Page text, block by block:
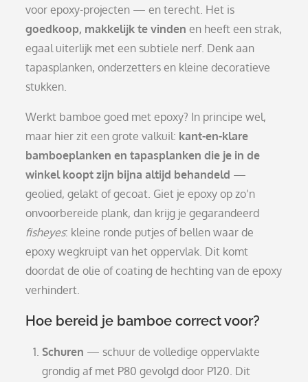
voor epoxy-projecten — en terecht. Het is
goedkoop, makkelijk te vinden en heeft een strak,
egaal uiterlijk met een subtiele nerf. Denk aan
tapasplanken, onderzetters en kleine decoratieve
stukken.
Werkt bamboe goed met epoxy? In principe wel,
maar hier zit een grote valkuil: kant-en-klare
bamboeplanken en tapasplanken die je in de
winkel koopt zijn bijna altijd behandeld —
geolied, gelakt of gecoat. Giet je epoxy op zo’n
onvoorbereide plank, dan krijg je gegarandeerd
fisheyes: kleine ronde putjes of bellen waar de
epoxy wegkruipt van het oppervlak. Dit komt
doordat de olie of coating de hechting van de epoxy
verhindert.
Hoe bereid je bamboe correct voor?
Schuren — schuur de volledige oppervlakte
grondig af met P80 gevolgd door P120. Dit